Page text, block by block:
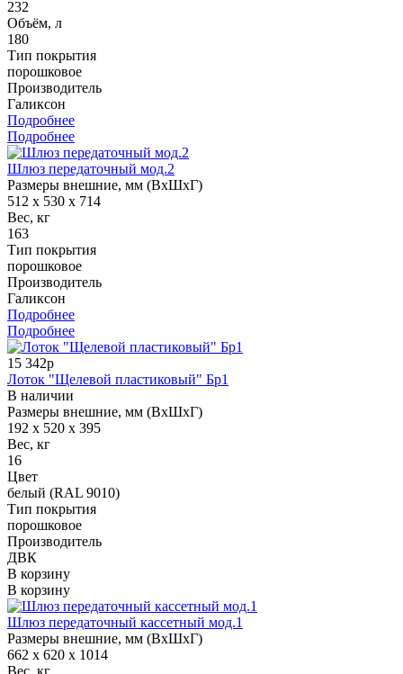
232
Объём, л
180
Тип покрытия
порошковое
Производитель
Галиксон
Подробнее
Подробнее
Шлюз передаточный мод.2
Размеры внешние, мм (ВхШхГ)
512 x 530 x 714
Вес, кг
163
Тип покрытия
порошковое
Производитель
Галиксон
Подробнее
Подробнее
15 342р
Лоток "Щелевой пластиковый" Бр1
В наличии
Размеры внешние, мм (ВхШхГ)
192 x 520 x 395
Вес, кг
16
Цвет
белый (RAL 9010)
Тип покрытия
порошковое
Производитель
ДВК
В корзину
В корзину
Шлюз передаточный кассетный мод.1
Размеры внешние, мм (ВхШхГ)
662 x 620 x 1014
Вес, кг